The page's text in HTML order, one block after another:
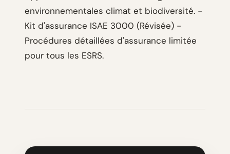
environnementales climat et biodiversité. -
Kit d'assurance ISAE 3000 (Révisée) -
Procédures détaillées d'assurance limitée
pour tous les ESRS.